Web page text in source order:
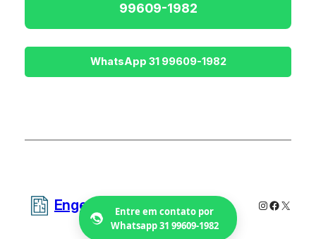
99609-1982
Engetecno Projetos Instagram
X
Entre em contato por
Whatsapp 31 99609-1982